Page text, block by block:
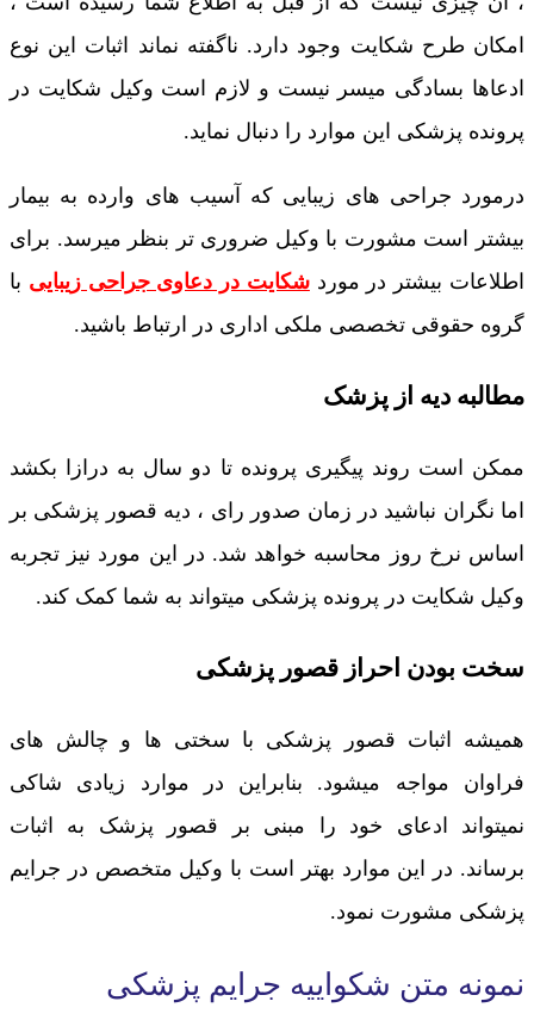
امکان طرح شکایت وجود دارد. ناگفته نماند اثبات این نوع
ادعاها بسادگی میسر نیست و لازم است وکیل شکایت در
پرونده پزشکی این موارد را دنبال نماید.
درمورد جراحی های زیبایی که آسیب های وارده به بیمار
بیشتر است مشورت با وکیل ضروری تر بنظر میرسد. برای
اطلاعات بیشتر در موردشکایت در دعاوی جراحی زیبایی با
گروه حقوقی تخصصی ملکی اداری در ارتباط باشید.
مطالبه دیه از پزشک
ممکن است روند پیگیری پرونده تا دو سال به درازا بکشد
اما نگران نباشید در زمان صدور رای ، دیه قصور پزشکی بر
اساس نرخ روز محاسبه خواهد شد. در این مورد نیز تجربه
وکیل شکایت در پرونده پزشکی میتواند به شما کمک کند.
سخت بودن احراز قصور پزشکی
همیشه اثبات قصور پزشکی با سختی ها و چالش های
فراوان مواجه میشود. بنابراین در موارد زیادی شاکی
نمیتواند ادعای خود را مبنی بر قصور پزشک به اثبات
برساند. در این موارد بهتر است با وکیل متخصص در جرایم
پزشکی مشورت نمود.
نمونه متن شکواییه جرایم پزشکی